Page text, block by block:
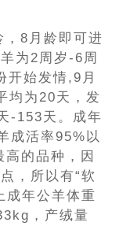
8月龄即可进
为2周岁-6周
开始发情,9月
均为20天，发
-153天。成年
成活率95%以
高的品种，因
，所以有“软
成年公羊体重
，产绒量